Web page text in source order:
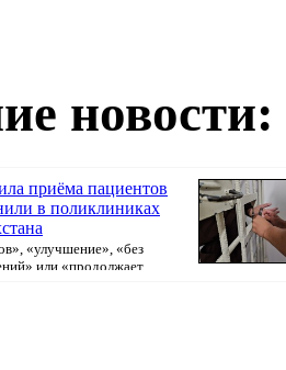
новости:
приёма пациентов
в поликлиниках
«улучшение», «без
или «продолжает